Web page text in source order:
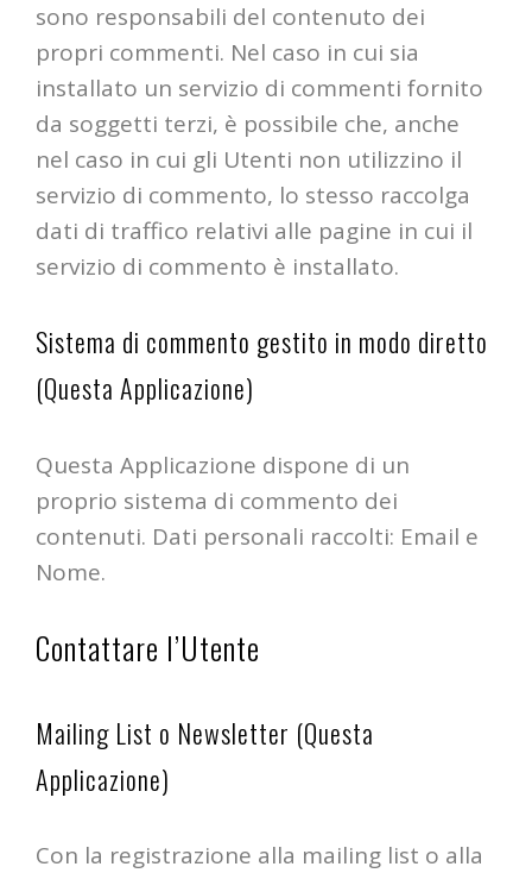
sono responsabili del contenuto dei
propri commenti. Nel caso in cui sia
installato un servizio di commenti fornito
da soggetti terzi, è possibile che, anche
nel caso in cui gli Utenti non utilizzino il
servizio di commento, lo stesso raccolga
dati di traffico relativi alle pagine in cui il
servizio di commento è installato.
Sistema di commento gestito in modo diretto
(Questa Applicazione)
Questa Applicazione dispone di un
proprio sistema di commento dei
contenuti. Dati personali raccolti: Email e
Nome.
Contattare l’Utente
Mailing List o Newsletter (Questa
Applicazione)
Con la registrazione alla mailing list o alla